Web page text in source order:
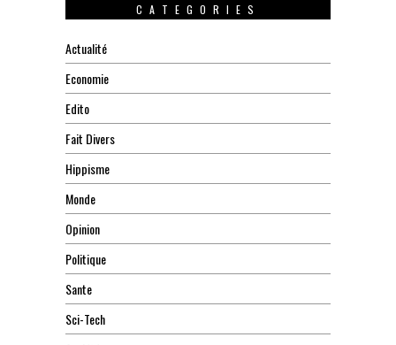
CATEGORIES
Actualité
Economie
Edito
Fait Divers
Hippisme
Monde
Opinion
Politique
Sante
Sci-Tech